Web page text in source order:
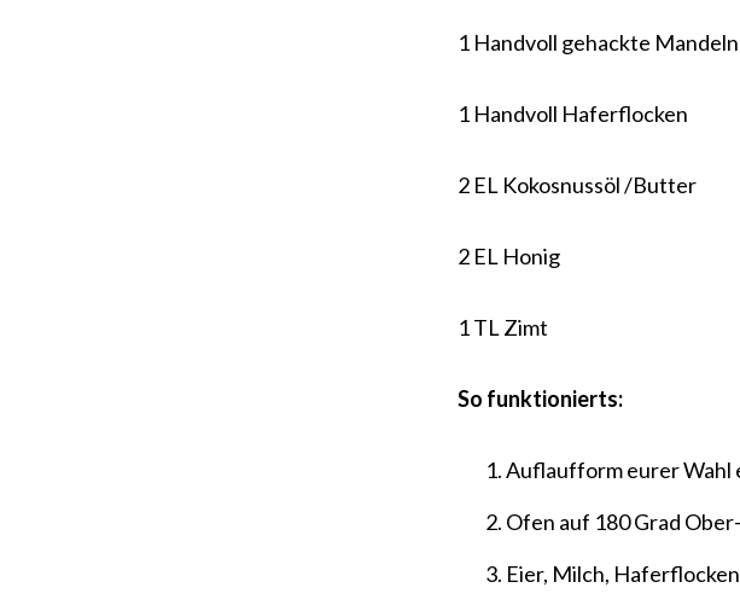
1 Handvoll gehackte Mandeln
1 Handvoll Haferflocken
2 EL Kokosnussöl /Butter
2 EL Honig
1 TL Zimt
So funktionierts:
Auflaufform eurer
Ofen auf 180 Grad
Eier, Milch,